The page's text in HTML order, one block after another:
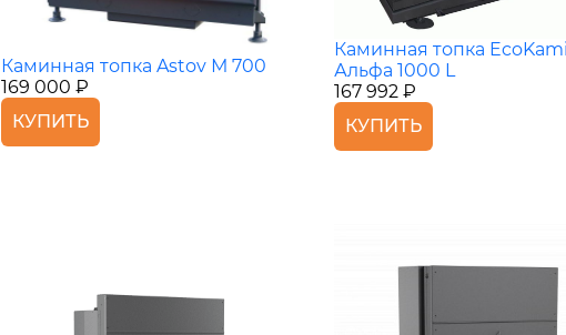
Каминная топка Astov М 700
169 000 ₽
КУПИТЬ
Каминная топка
Альфа 1000 L
167 992 ₽
КУПИТЬ